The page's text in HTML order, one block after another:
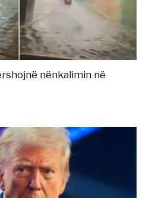
nënkalimin në